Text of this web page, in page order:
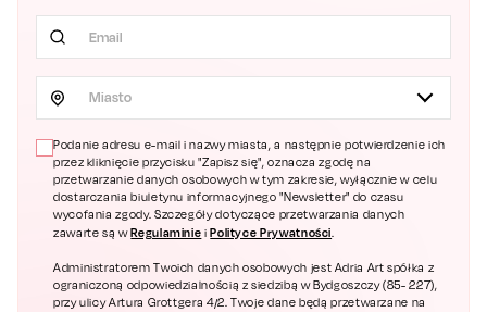
Miasto
Podanie adresu e-mail i nazwy miasta, a następnie potwierdzenie ich
przez kliknięcie przycisku "Zapisz się", oznacza zgodę na
przetwarzanie danych osobowych w tym zakresie, wyłącznie w celu
dostarczania biuletynu informacyjnego "Newsletter" do czasu
wycofania zgody. Szczegóły dotyczące przetwarzania danych
zawarte są wRegulaminie i Polityce Prywatności.
Administratorem Twoich danych osobowych jest Adria Art spółka z
ograniczoną odpowiedzialnością z siedzibą w Bydgoszczy (85- 227),
przy ulicy Artura Grottgera 4/2. Twoje dane będą przetwarzane na